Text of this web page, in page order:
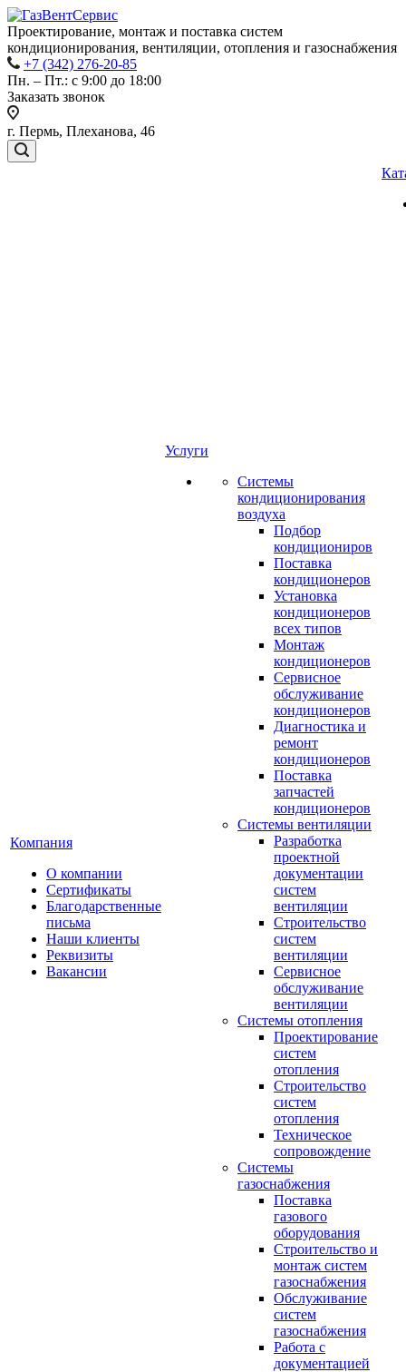
Проектирование, монтаж и поставка систем
кондиционирования, вентиляции, отопления и газоснабжения
+7 (342) 276-20-85
Пн. – Пт.: с 9:00 до 18:00
Заказать звонок
г. Пермь, Плеханова, 46
Компания
О компании
Сертификаты
Благодарственные
письма
Наши клиенты
Реквизиты
Вакансии
Услуги
Системы
кондиционирования
воздуха
Подбор
кондициониров
Поставка
кондиционеров
Установка
кондиционеров
всех типов
Монтаж
кондиционеров
Сервисное
обслуживание
кондиционеров
Диагностика и
ремонт
кондиционеров
Поставка
запчастей
кондиционеров
Системы вентиляции
Разработка
проектной
документации
систем
вентиляции
Строительство
систем
вентиляции
Сервисное
обслуживание
вентиляции
Системы отопления
Проектирование
систем
отопления
Строительство
систем
отопления
Техническое
сопровождение
Системы
газоснабжения
Поставка
газового
оборудования
Строительство и
монтаж систем
газоснабжения
Обслуживание
систем
газоснабжения
Работа с
документацией